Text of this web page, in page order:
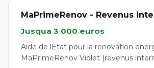
MaPrimeRenov - Revenus
Jusqua 3 000 euros
Aide de lEtat pour la renovation
MaPrimeRenov Violet (revenus